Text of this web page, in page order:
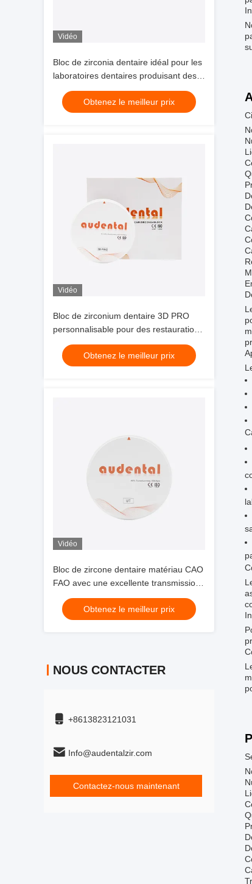
Vidéo
Bloc de zirconia dentaire idéal pour les
laboratoires dentaires produisant des
couronnes, des ponts et des
composants d'implants avec des
résultats cohérents
Obtenez le meilleur prix
Vidéo
Bloc de zirconium dentaire 3D PRO
personnalisable pour des restaurations
précises et durables
Obtenez le meilleur prix
Vidéo
Bloc de zircone dentaire matériau CAO
FAO avec une excellente transmission
de la lumière et des performances de
frittage pour applications dentaires
Obtenez le meilleur prix
NOUS CONTACTER
+8613823121031
Info@audentalzir.com
Contactez-nous maintenant